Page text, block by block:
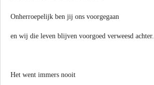
Onherroepelijk ben jij ons voorgegaan
en wij die leven blijven voorgoed verweesd achter.
Het went immers nooit